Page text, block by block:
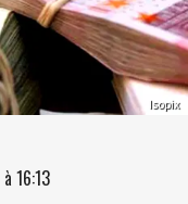
Isopix
à 16:13